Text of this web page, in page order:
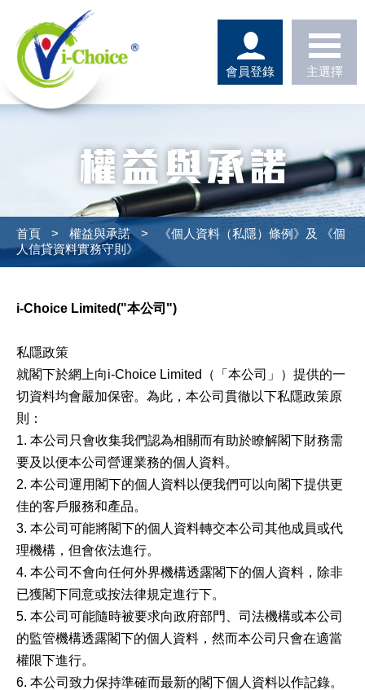
會員登錄 主選擇
首頁 > 權益與承諾 >
《個人資料（私隱）條例》及 《個
人信貸資料實務守則》
i-Choice Limited("本公司")
私隱政策
就閣下於網上向i-Choice Limited（「本公司」）提供的一
切資料均會嚴加保密。為此，本公司貫徹以下私隱政策原
則：
1. 本公司只會收集我們認為相關而有助於瞭解閣下財務需
要及以便本公司營運業務的個人資料。
2. 本公司運用閣下的個人資料以便我們可以向閣下提供更
佳的客戶服務和產品。
3. 本公司可能將閣下的個人資料轉交本公司其他成員或代
理機構，但會依法進行。
4. 本公司不會向任何外界機構透露閣下的個人資料，除非
已獲閣下同意或按法律規定進行下。
5. 本公司可能隨時被要求向政府部門、司法機構或本公司
的監管機構透露閣下的個人資料，然而本公司只會在適當
權限下進行。
6. 本公司致力保持準確而最新的閣下個人資料以作記錄。